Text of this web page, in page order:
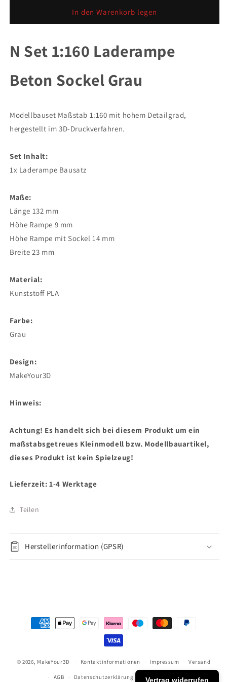
N
1:160
Laderampe
Sockel
Grau
für
N
1:160
Laderampe
Sockel
Grau
In den Warenkorb legen
N Set 1:160 Laderampe
Beton Sockel Grau
Modellbauset Maßstab 1:160 mit hohem Detailgrad,
hergestellt im 3D-Druckverfahren.
Set Inhalt:
1x Laderampe Bausatz
Maße:
Länge 132 mm
Höhe Rampe 9 mm
Höhe Rampe mit Sockel 14 mm
Breite 23 mm
Material:
Kunststoff PLA
Farbe:
Grau
Design:
MakeYour3D
Hinweis:
Achtung! Es handelt sich bei diesem Produkt um ein
maßstabsgetreues Kleinmodell bzw. Modellbauartikel,
dieses Produkt ist kein Spielzeug!
Lieferzeit: 1-4 Werktage
Teilen
Herstellerinformation (GPSR)
Zahlungsmethoden
© 2026, MakeYour3D Kontaktinformationen Impressum Versand
AGB Datenschutzerklärung Widerrufsrecht
Vertrag widerrufen